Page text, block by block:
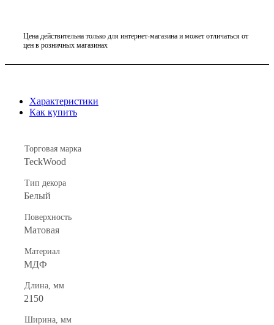
Цена действительна только для интернет-магазина и может отличаться от
цен в розничных магазинах
Характеристики
Как купить
Торговая марка
TeckWood
Тип декора
Белый
Поверхность
Матовая
Материал
МДФ
Длина, мм
2150
Ширина, мм